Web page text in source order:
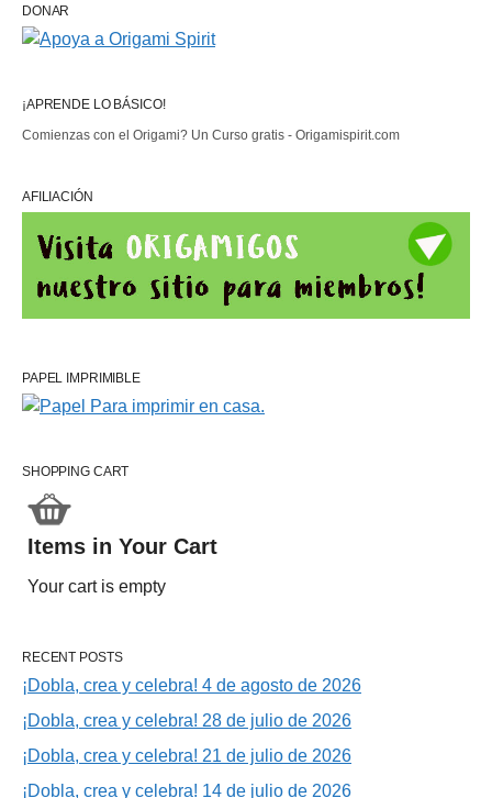
DONAR
¡APRENDE LO BÁSICO!
Comienzas con el Origami? Un Curso gratis - Origamispirit.com
AFILIACIÓN
PAPEL IMPRIMIBLE
SHOPPING CART
Items in Your Cart
Your cart is empty
RECENT POSTS
¡Dobla, crea y celebra! 4 de agosto de 2026
¡Dobla, crea y celebra! 28 de julio de 2026
¡Dobla, crea y celebra! 21 de julio de 2026
¡Dobla, crea y celebra! 14 de julio de 2026